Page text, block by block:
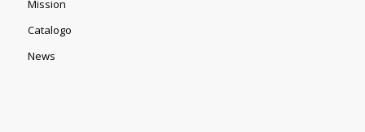
Mission
Catalogo
News